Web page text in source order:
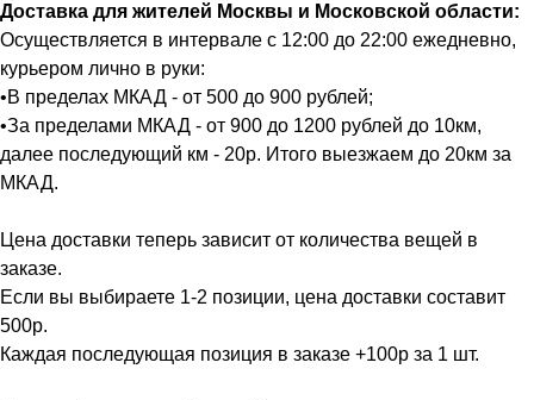
Доставка для жителей Москвы и Московской области:
Осуществляется в интервале с 12:00 до 22:00 ежедневно,
курьером лично в руки:
•В пределах МКАД - от 500 до 900 рублей;
•За пределами МКАД - от 900 до 1200 рублей до 10км,
далее последующий км - 20р. Итого выезжаем до 20км за
МКАД.
Цена доставки теперь зависит от количества вещей в
заказе.
Если вы выбираете 1-2 позиции, цена доставки составит
500р.
Каждая последующая позиция в заказе +100р за 1 шт.